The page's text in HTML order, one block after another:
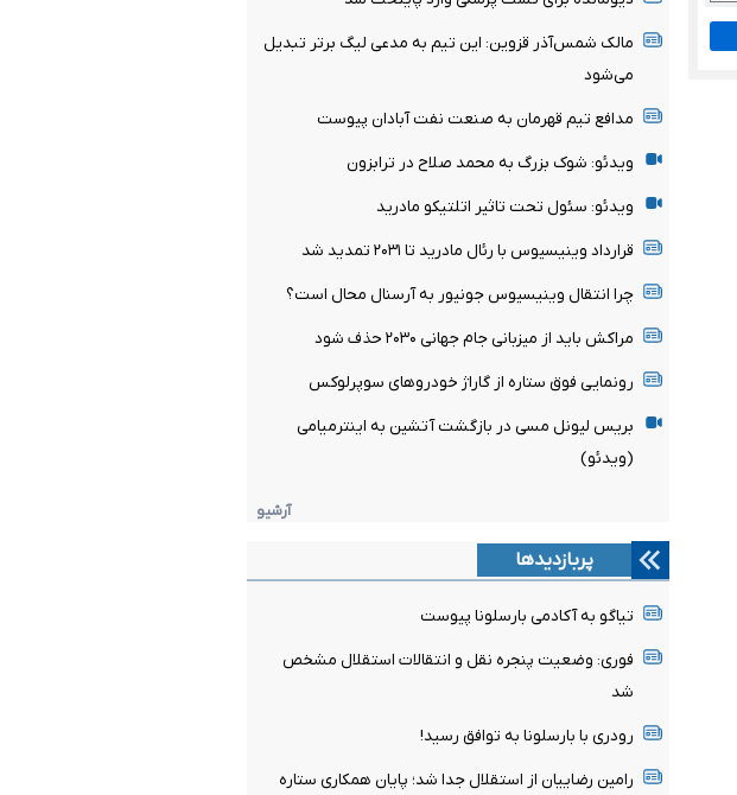
مالک شمس‌آذر قزوین: این تیم به مدعی لیگ برتر تبدیل
می‌شود
مدافع تیم قهرمان به صنعت نفت آبادان پیوست
ویدئو: شوک بزرگ به محمد صلاح در ترابزون
ویدئو: سئول تحت تاثیر اتلتیکو مادرید
قرارداد وینیسیوس با رئال مادرید تا ۲۰۳۱ تمدید شد
چرا انتقال وینیسیوس جونیور به آرسنال محال است؟
مراکش باید از میزبانی جام جهانی ۲۰۳۰ حذف شود
رونمایی فوق ستاره از گاراژ خودروهای سوپرلوکس
بریس لیونل مسی در بازگشت آتشین به اینترمیامی
(ویدئو)
آرشیو
پربازدیدها
تیاگو به آکادمی بارسلونا پیوست
فوری: وضعیت پنجره نقل و انتقالات استقلال مشخص
شد
رودری با بارسلونا به توافق رسید!
رامین رضاییان از استقلال جدا شد؛ پایان همکاری ستاره